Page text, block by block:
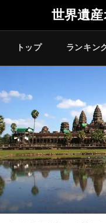
世界遺
トップ ランキン